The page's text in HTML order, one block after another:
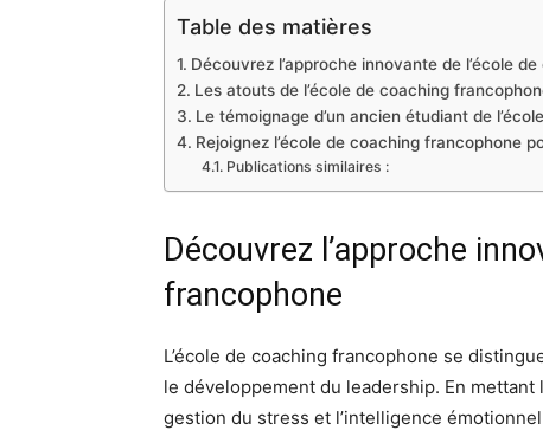
Table des matières
Découvrez l’approche innovante de l’école
Les atouts de l’école de coaching
Le témoignage d’un ancien étudiant de
Rejoignez l’école de coaching francophone
Publications similaires :
Découvrez l’approche
francophone
L’école de coaching francophone se
le développement du leadership. En mettant
gestion du stress et l’intelligence